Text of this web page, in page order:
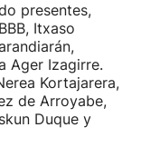
presentes,
Itxaso
Ager Izagirre.
Kortajarera,
de Arroyabe,
Duque y